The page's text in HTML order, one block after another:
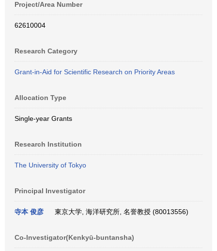
Project/Area Number
62610004
Research Category
Grant-in-Aid for Scientific Research on Priority Areas
Allocation Type
Single-year Grants
Research Institution
The University of Tokyo
Principal Investigator
寺本 俊彦 東京大学, 海洋研究所, 名誉教授 (80013556)
Co-Investigator(Kenkyū-buntansha)